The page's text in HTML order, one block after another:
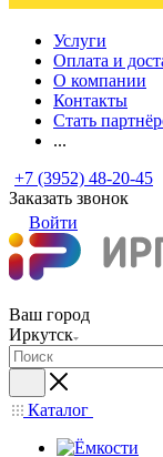
Услуги
Оплата и
О компании
Контакты
Стать
...
+7 (3952) 48-20-45
Заказать звонок
Войти
Ваш город
Иркутск
Каталог